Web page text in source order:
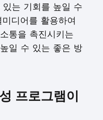
는 기회를 높일 수
디어를 활용하여
통을 촉진시키는
일 수 있는 좋은 방
프로그램이